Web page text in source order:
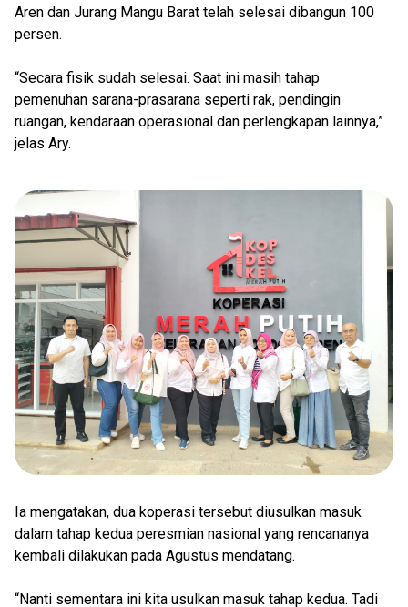
Aren dan Jurang Mangu Barat telah selesai dibangun 100
persen.
“Secara fisik sudah selesai. Saat ini masih tahap
pemenuhan sarana-prasarana seperti rak, pendingin
ruangan, kendaraan operasional dan perlengkapan lainnya,”
jelas Ary.
Ia mengatakan, dua koperasi tersebut diusulkan masuk
dalam tahap kedua peresmian nasional yang rencananya
kembali dilakukan pada Agustus mendatang.
“Nanti sementara ini kita usulkan masuk tahap kedua. Tadi